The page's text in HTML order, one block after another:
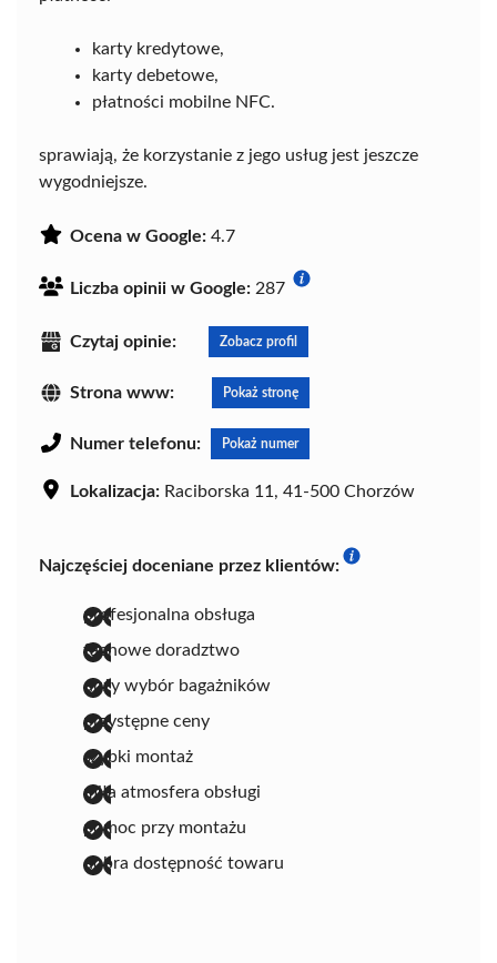
karty kredytowe,
karty debetowe,
płatności mobilne NFC.
sprawiają, że korzystanie z jego usług jest jeszcze
wygodniejsze.
Ocena w Google: 4.7
Liczba opinii w Google: 287
Czytaj opinie: Zobacz profil
Strona www: Pokaż stronę
Numer telefonu: Pokaż numer
Lokalizacja: Raciborska 11, 41-500 Chorzów
Najczęściej doceniane przez klientów:
profesjonalna obsługa
fachowe doradztwo
duży wybór bagażników
przystępne ceny
szybki montaż
miła atmosfera obsługi
pomoc przy montażu
dobra dostępność towaru